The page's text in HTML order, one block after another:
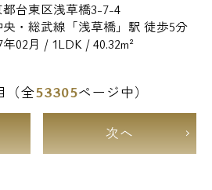
都台東区浅草橋3-7-4
央・総武線「浅草橋」駅 徒歩5分
年02月 / 1LDK / 40.32m²
（全53305ページ中）
次へ